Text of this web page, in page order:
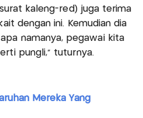
kaleng-red) juga terima
dengan ini. Kemudian dia
namanya, pegawai kita
pungli," tuturnya.
Mereka Yang